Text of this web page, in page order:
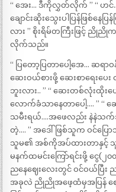
“ အေး… ဒီကိုလွှတ်လိုက် ” “ ဟင်..
ချောင်းဆိုးသွေးပါပြန်ဖြစ်နေပ
လား ” စိုးရိမ်တကြီးဖြင့် ညို
လိုက်သည်။
“ ပြတော့ပြတာပေါ့အေ… ဆရ
ဆေးဝယ်စားဖို့ ဆေးစာရေးပ
ဘူးလား.. ” “ ဆေးတစ်လုံးထို
လောက်ခံသာနေတာပေါ့…. ” “
သမီးရယ်….အဖေလည်း နဲနဲသက်သ
တဲ့…. ” အဒေါ်ဖြစ်သူက ဝင်
သူမ၏ အစ်ကိုအပ်ထားတာနှင့် သူ
မနက်ထမင်းကြော်ရင်းဖို့ ငွေ(
ညနေဈေးလေးတွင် ဝင်ဝယ်ပြီး
အခုလဲ ညိုညိုအဖေ့ထံမှအပြန် ဈေး